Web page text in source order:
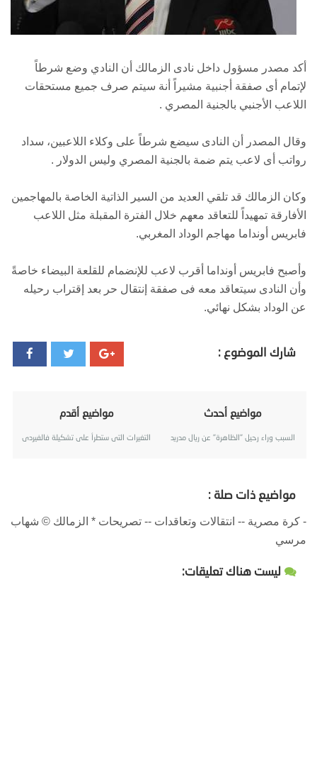
أكد مصدر مسؤول داخل نادى الزمالك أن النادي وضع شرطاً
لإتمام أى صفقة أجنبية مشيراً أنة سيتم صرف جميع مستحقات
اللاعب الأجنبي بالجنية المصري .
وقال المصدر أن النادى سيضع شرطاً على وكلاء اللاعبين، سداد
رواتب أى لاعب يتم ضمة بالجنية المصري وليس الدولار .
وكان الزمالك قد تلقي العديد من السير الذاتية الخاصة بالمهاجمين
الأفارقة تمهيداً للتعاقد معهم خلال الفترة المقبلة مثل اللاعب
فابريس أونداما مهاجم الوداد المغربي.
وأصبح فابريس أونداما أقرب لاعب للإنضمام للقلعة البيضاء خاصةً
وأن النادى سيتعاقد معه فى صفقة إنتقال حر بعد إقتراب رحيله
عن الوداد بشكل نهائي.
شارك الموضوع :
مواضيع أحدث
السبب وراء رحيل "الظاهرة" عن ريال مدريد
مواضيع أقدم
التغيرات التى ستطرأ على تشكيلة فالفيردى
مواضيع ذات صلة :
- كرة مصرية -- انتقالات وتعاقدات -- تصريحات * الزمالك © شهاب
مرسي
ليست هناك تعليقات: